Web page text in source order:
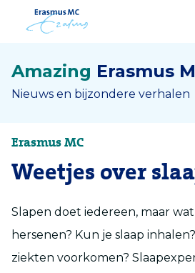
Amazing Erasmus
Nieuws en bijzondere verhalen
Erasmus MC
Weetjes over
Slapen doet iedereen, maar
hersenen? Kun je slaap
ziekten voorkomen?